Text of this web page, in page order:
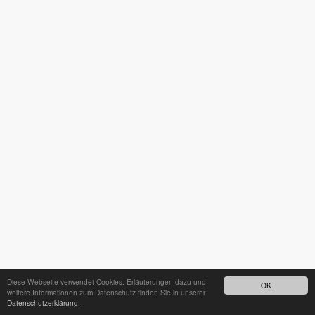
OK
Diese Webseite verwendet Cookies. Erläuterungen dazu und
weitere Informationen zum Datenschutz finden Sie in unserer
Datenschutzerklärung.24h - Bereitschaftsdienst unter